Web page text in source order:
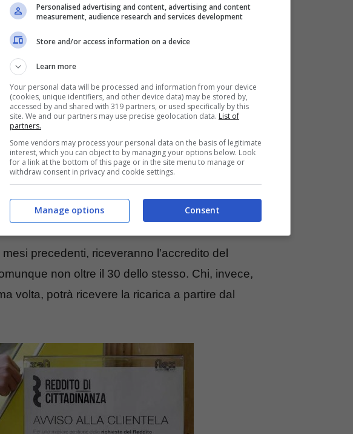
mese di settembre dipenderà ancora una volta
al sostegno economico. Infatti, il calendario
fatta la
precedenti, riceveranno l’accredito del
non oltre il 30 dello stesso. Chi, invece,
volta, potrà ricevere la ricarica a partire dal
Personalised advertising and content, advertising and content
measurement, audience research and services development
Store and/or access information on a device
Learn more
Your personal data will be processed and information from your device
(cookies, unique identifiers, and other device data) may be stored by,
accessed by and shared with 319 partners, or used specifically by this
site. We and our partners may use precise geolocation data. List of
partners.
Some vendors may process your personal data on the basis of legitimate
interest, which you can object to by managing your options below. Look
for a link at the bottom of this page or in the site menu to manage or
withdraw consent in privacy and cookie settings.
Consent
Manage options